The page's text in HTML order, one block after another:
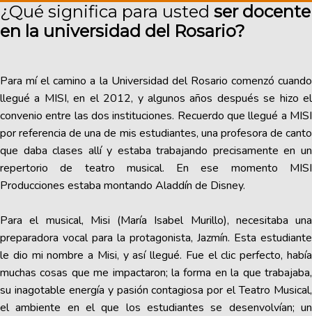
¿Qué significa para usted ser docente
en la universidad del Rosario?
Para mí el camino a la Universidad del Rosario comenzó cuando
llegué a MISI, en el 2012, y algunos años después se hizo el
convenio entre las dos instituciones. Recuerdo que llegué a MISI
por referencia de una de mis estudiantes, una profesora de canto
que daba clases allí y estaba trabajando precisamente en un
repertorio de teatro musical. En ese momento MISI
Producciones estaba montando Aladdín de Disney.
Para el musical, Misi (María Isabel Murillo), necesitaba una
preparadora vocal para la protagonista, Jazmín. Esta estudiante
le dio mi nombre a Misi, y así llegué. Fue el clic perfecto, había
muchas cosas que me impactaron; la forma en la que trabajaba,
su inagotable energía y pasión contagiosa por el Teatro Musical,
el ambiente en el que los estudiantes se desenvolvían; un